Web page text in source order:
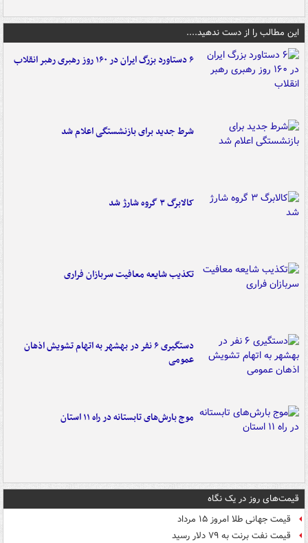
این مطالب را از دست ندهید....
۶ دستاورد بزرگ ایران در ۱۶۰ روز رهبری رهبر انقلاب
شرط جدید برای بازنشستگی اعلام شد
کالابرگ ۳ گروه شارژ شد
تکذیب شایعه معافیت سربازان فراری
دستگیری ۶ نفر در بهشهر به اتهام تشویش اذهان
عمومی
موج بارش‌های تابستانه در راه ۱۱ استان
قیمت‌های روز در یک نگاه
قیمت جهانی طلا امروز ۱۵ مرداد
قیمت نفت برنت به ۷۹ دلار رسید